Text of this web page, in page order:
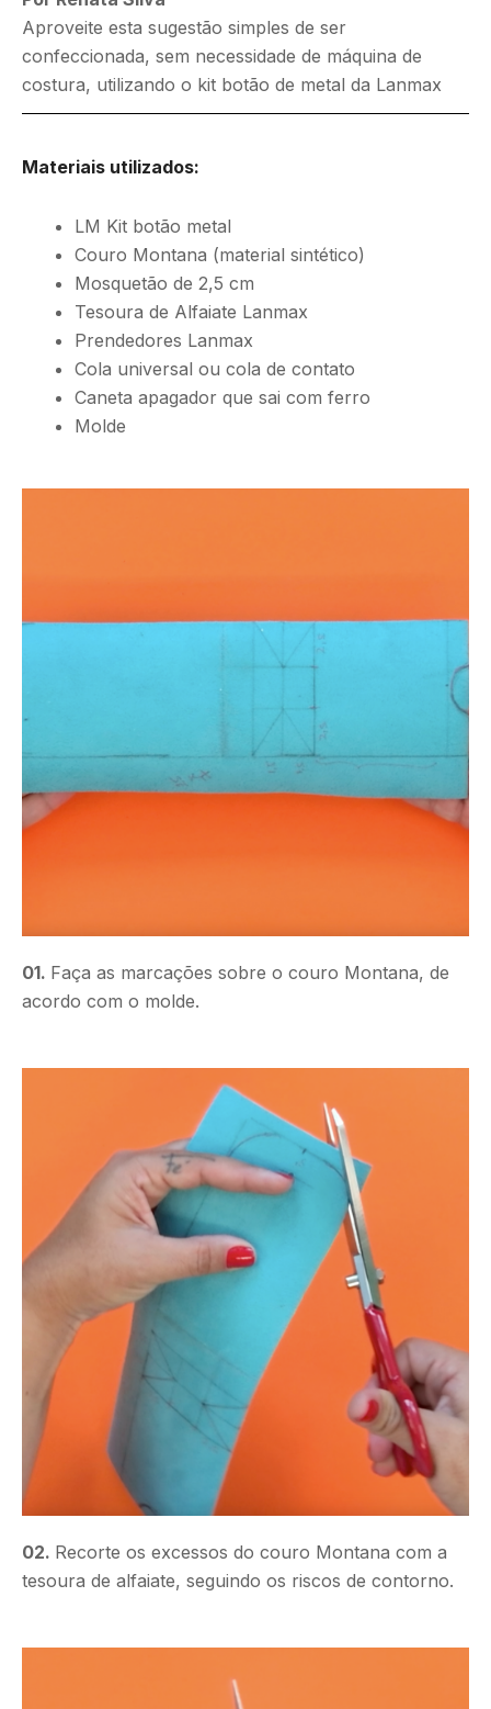
Aproveite esta sugestão simples de ser
confeccionada, sem necessidade de máquina de
costura, utilizando o kit botão de metal da Lanmax
Materiais utilizados:
LM Kit botão metal
Couro Montana (material sintético)
Mosquetão de 2,5 cm
Tesoura de Alfaiate Lanmax
Prendedores Lanmax
Cola universal ou cola de contato
Caneta apagador que sai com ferro
Molde
01. Faça as marcações sobre o couro Montana, de
acordo com o molde.
02. Recorte os excessos do couro Montana com a
tesoura de alfaiate, seguindo os riscos de contorno.